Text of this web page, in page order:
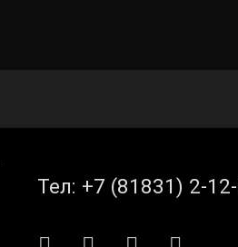
Тел: +7 (81831) 2-